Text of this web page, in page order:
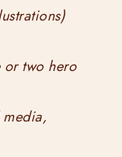
two hero
media,